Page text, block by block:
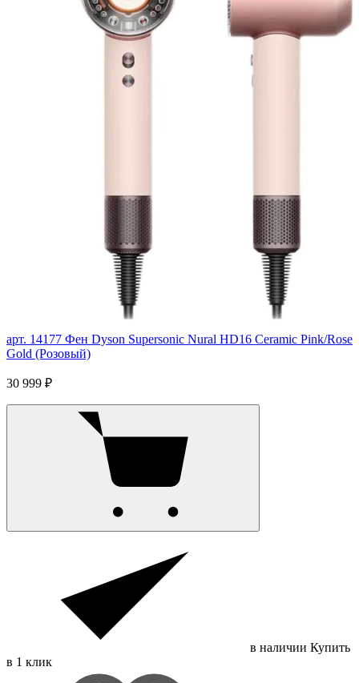
арт. 14177 Фен Dyson Supersonic Nural HD16 Ceramic Pink/Rose
Gold (Розовый)
30 999 ₽
в наличии Купить
в 1 клик